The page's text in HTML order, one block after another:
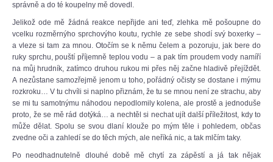
správně a do té koupelny mě dovedl.
Jelikož ode mě žádná reakce nepřijde ani teď, zlehka mě pošoupne do
vcelku rozměrnýho sprchovýho koutu, rychle ze sebe shodí svý boxerky –
a vleze si tam za mnou. Otočím se k němu čelem a pozoruju, jak bere do
ruky sprchu, pouští příjemně teplou vodu – a pak tím proudem vody namíří
na můj hrudník, zatímco druhou rukou mi přes něj začne hladivě přejíždět.
A nezůstane samozřejmě jenom u toho, pořádný očisty se dostane i mýmu
rozkroku… V tu chvíli si naplno přiznám, že tu se mnou není ze strachu, aby
se mi tu samotnýmu náhodou nepodlomily kolena, ale prostě a jednoduše
proto, že se mě rád dotýká… a nechtěl si nechat ujít další příležitost, kdy to
může dělat. Spolu se svou dlaní klouže po mým těle i pohledem, občas
zvedne oči a zahledí se do těch mých, ale neříká nic, a tak mlčím taky.
Po neodhadnutelně dlouhé době mě chytí za zápěstí a já tak nějak